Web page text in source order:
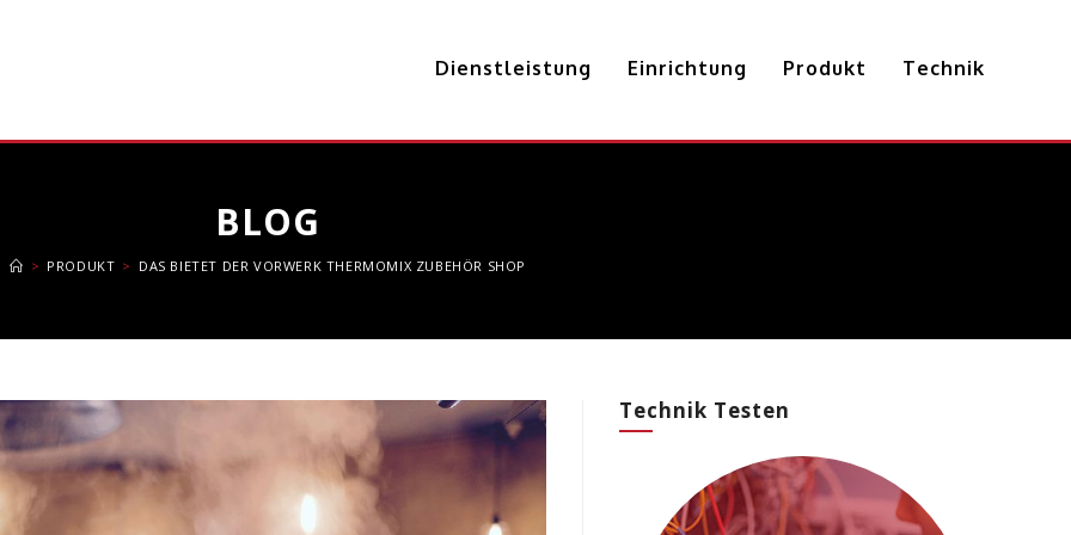
Dienstleistung Einrichtung Produkt Technik
BLOG
> PRODUKT > DAS BIETET DER VORWERK THERMOMIX ZUBEHÖR SHOP
Technik Testen